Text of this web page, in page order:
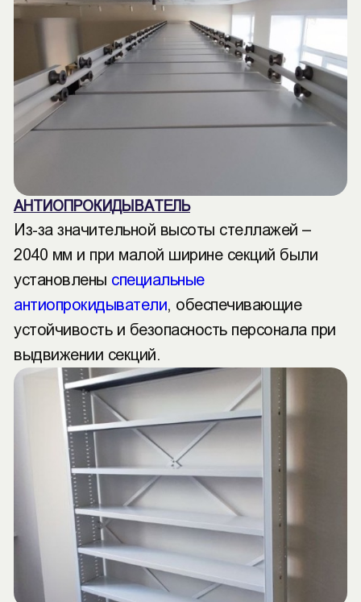
АНТИОПРОКИДЫВАТЕЛЬ
Из-за значительной высоты стеллажей –
2040 мм и при малой ширине секций были
установлены специальные
антиопрокидыватели, обеспечивающие
устойчивость и безопасность персонала при
выдвижении секций.